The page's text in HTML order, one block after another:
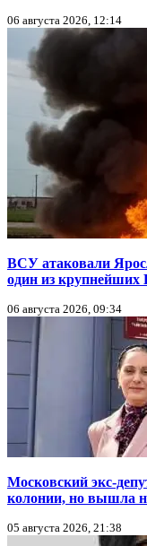
06 августа 2026, 12:14
ВСУ атаковали
один из крупнейших
06 августа 2026, 09:34
Московский экс-
колонии, но вышла
05 августа 2026, 21:38